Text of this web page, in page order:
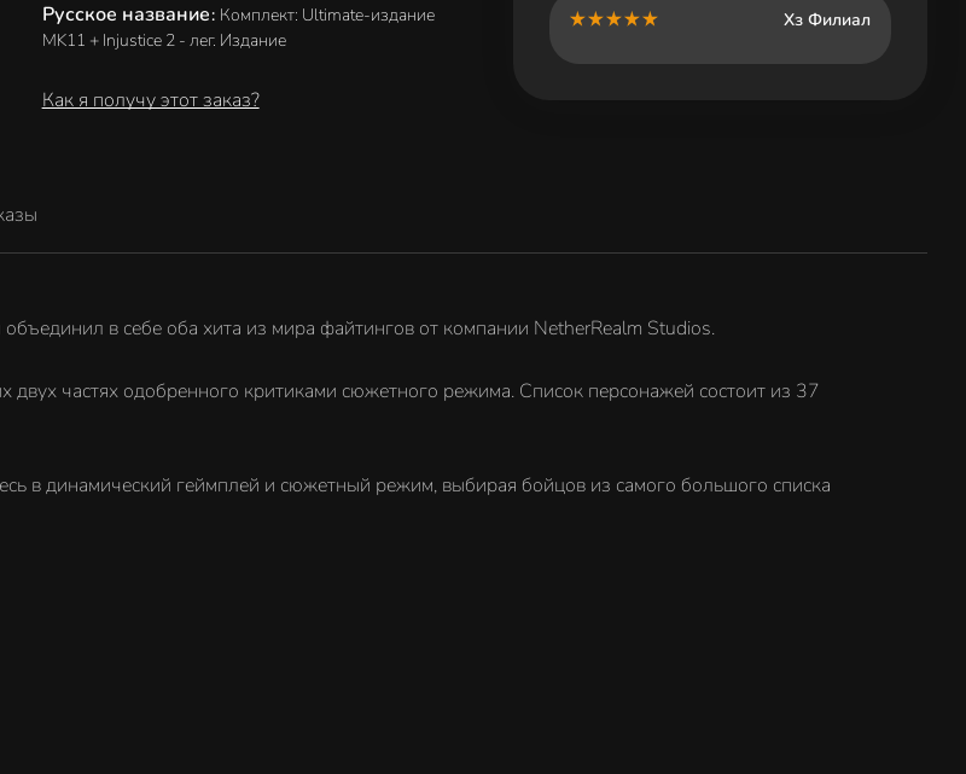
Русское название: Комплект: Ultimate-издание
MK11 + Injustice 2 - лег. Издание
Как я получу этот заказ?
Хз Филиал
в себе оба хита из мира файтингов от компании NetherRealm Studios.
частях одобренного критиками сюжетного режима. Список персонажей состоит из 37
в динамический геймплей и сюжетный режим, выбирая бойцов из самого большого списка